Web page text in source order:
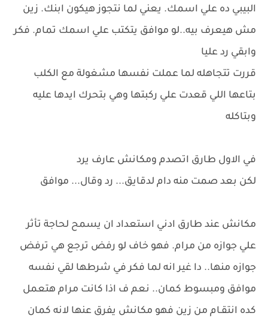
البيبي ده علي اسمك. يعني لما نتجوز هيكون ابنك. زين
مش هيعرف بيه..لو موافق يتكتب علي اسمك تمام. فكر
وابقي رد عليا
قررت تتجاهله لما عملت نفسها مشغولة مع الكلب
بتاعها اللي قعدت علي ركبتها وهي بتحرك ايدها عليه
وبتاكله
في الاول طارق اتصدم ومكانش عارف يرد
لكن بعد صمت منه دام لدقايق... رد وقال... موافق
مكانش عند طارق ادني استعداد ان يسمح لحاجة تأثر
علي جوازه من مرام. فهو خاف لو رفض ترجع هي ترفض
جوازه منها.. دا غير انه لما فكر في شرطها لقي نفسه
موافق ومبسوط كمان.. نعم ف اذا كانت مرام هتعمل
كده انتقـام من زين فهو مكانش يفرق عنها لانه كمان